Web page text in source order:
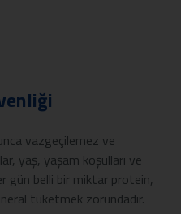
vazgeçilemez ve
yaş, yaşam koşulları ve
gün belli bir miktar protein,
tüketmek zorundadır.